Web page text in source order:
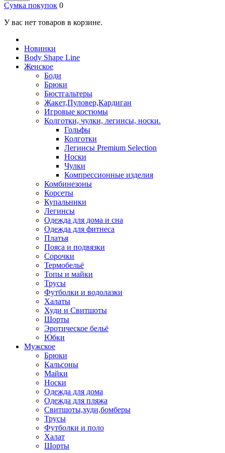
Сумка покупок 0
У вас нет товаров в корзине.
Новинки
Body Shape Line
Женское
Боди
Брюки
Бюстгальтеры
Жакет,Пуловер,Кардиган
Игровые костюмы
Колготки, чулки, легинсы, носки.
Гольфы
Колготки
Легинсы Premium Selection
Носки
Чулки
Компрессионные изделия
Комбинезоны
Корсеты
Купальники
Легинсы
Одежда для дома и сна
Одежда для фитнеса
Платья
Пояса и подвязки
Сорочки
Термобельё
Топы и майки
Трусы
Футболки и водолазки
Халаты
Худи и Свитшоты
Шорты
Эротическое бельё
Юбки
Мужское
Брюки
Кальсоны
Майки
Носки
Одежда для дома
Одежда для пляжа
Свитшоты,худи,бомберы
Трусы
Футболки и поло
Халат
Шорты